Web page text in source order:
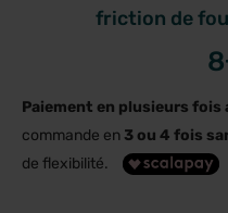
friction de
8
Paiement en plusieurs fois
commande en 3 ou 4 fois
de flexibilité.